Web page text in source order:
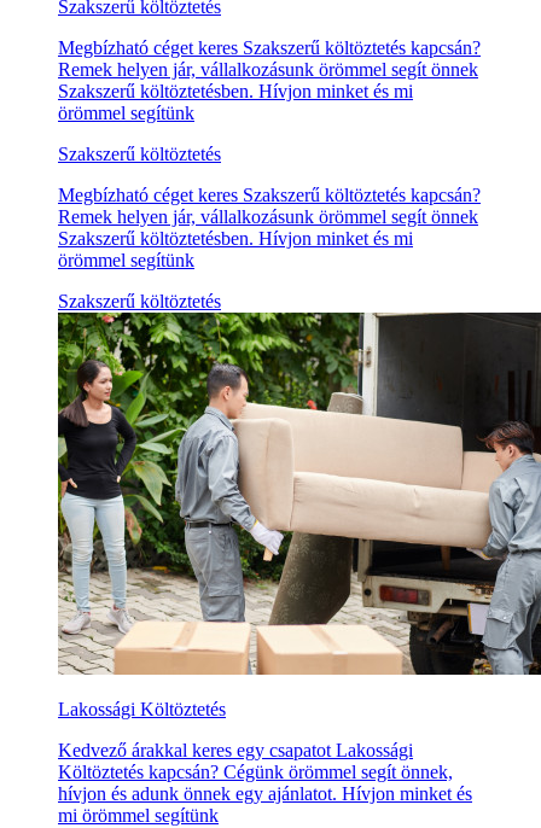
Szakszerű költöztetés
Megbízható céget keres Szakszerű költöztetés kapcsán?
Remek helyen jár, vállalkozásunk örömmel segít önnek
Szakszerű költöztetésben. Hívjon minket és mi
örömmel segítünk
Szakszerű költöztetés
Megbízható céget keres Szakszerű költöztetés kapcsán?
Remek helyen jár, vállalkozásunk örömmel segít önnek
Szakszerű költöztetésben. Hívjon minket és mi
örömmel segítünk
Szakszerű költöztetés
Lakossági Költöztetés
Kedvező árakkal keres egy csapatot Lakossági
Költöztetés kapcsán? Cégünk örömmel segít önnek,
hívjon és adunk önnek egy ajánlatot. Hívjon minket és
mi örömmel segítünk